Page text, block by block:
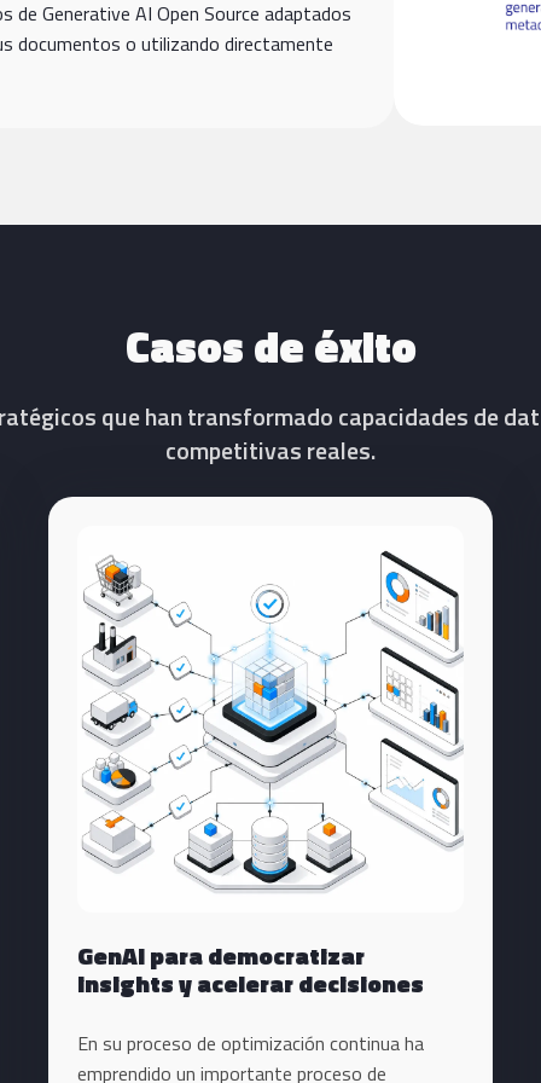
de Generative AI Open Source adaptados
documentos o utilizando directamente
Casos de éxito
que han transformado capacidades de
competitivas reales.
GenAI para democratizar
insights y acelerar decisiones
En su proceso de optimización continua ha
emprendido un importante proceso de